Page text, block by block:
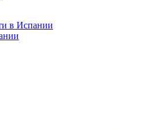
в Испании